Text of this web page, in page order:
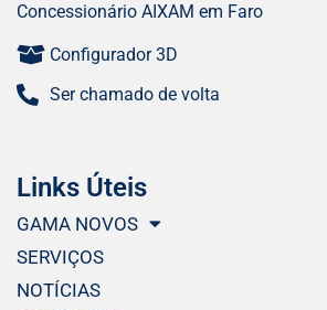
Concessionário AIXAM em Faro
Configurador 3D
Ser chamado de volta
Links Úteis
GAMA NOVOS
SERVIÇOS
NOTÍCIAS